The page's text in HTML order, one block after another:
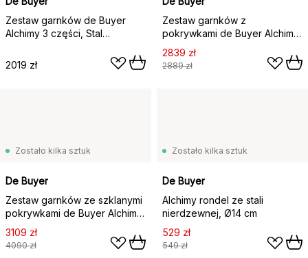
Zestaw garnków de Buyer
Alchimy 3 części, Stal
2019 zł
Zestaw garnków z
pokrywkami de Buyer Alchimy
6 części, Stal nierdzewna
2839 zł
2889 zł
Zostało kilka sztuk
De Buyer
Zestaw garnków ze szklanymi
pokrywkami de Buyer Alchimy,
8 części
3109 zł
4090 zł
Zostało kilka sztuk
De Buyer
Alchimy rondel ze stali
nierdzewnej, Ø14 cm
529 zł
549 zł